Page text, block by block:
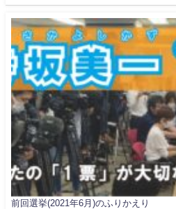
前回選挙(2021年6月)のふりかえり